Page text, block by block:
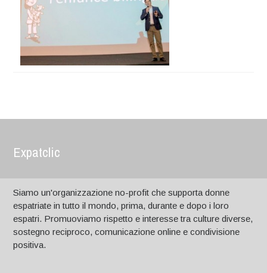
Expatclic
Siamo un'organizzazione no-profit che supporta donne
espatriate in tutto il mondo, prima, durante e dopo i loro
espatri. Promuoviamo rispetto e interesse tra culture diverse,
sostegno reciproco, comunicazione online e condivisione
positiva.